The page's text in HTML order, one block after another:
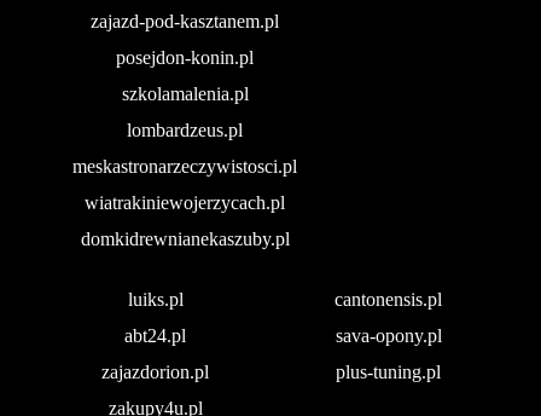
zajazd-pod-kasztanem.pl
posejdon-konin.pl
szkolamalenia.pl
lombardzeus.pl
meskastronarzeczywistosci.pl
wiatrakiniewojerzycach.pl
domkidrewnianekaszuby.pl
luiks.pl
abt24.pl
zajazdorion.pl
zakupy4u.pl
cantonensis.pl
sava-opony.pl
plus-tuning.pl